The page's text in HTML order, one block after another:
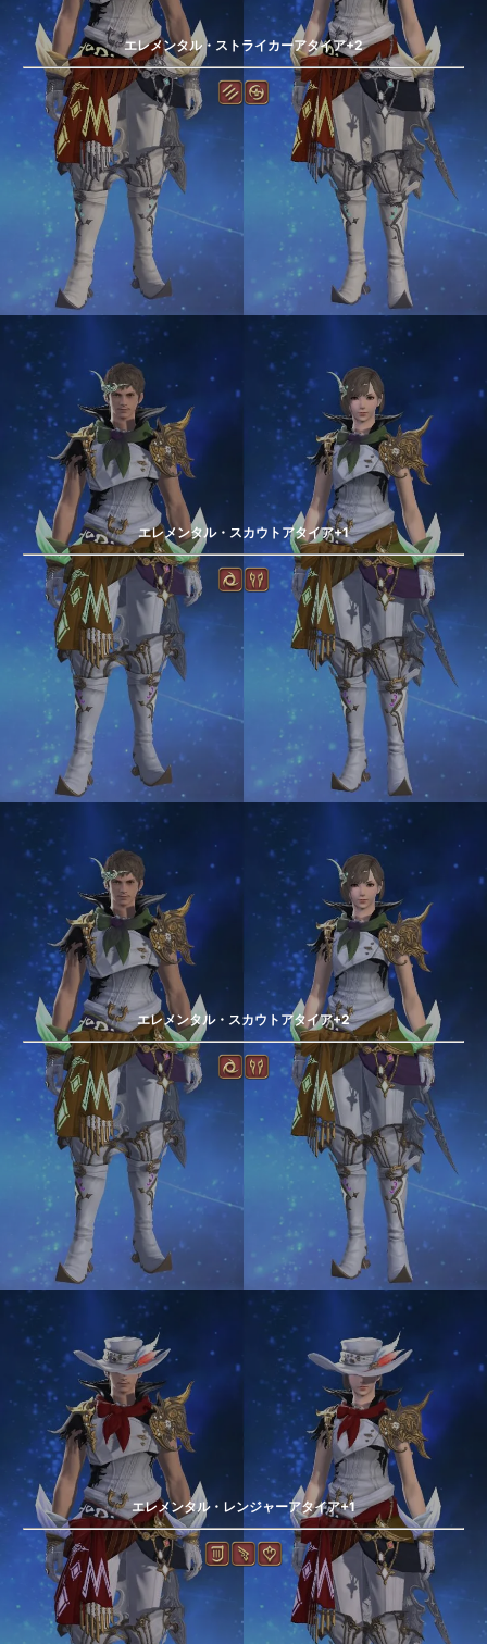
エレメンタル・ストライカーアタイア+2
エレメンタル・スカウトアタイア+1
エレメンタル・スカウトアタイア+2
エレメンタル・レンジャーアタイア+1